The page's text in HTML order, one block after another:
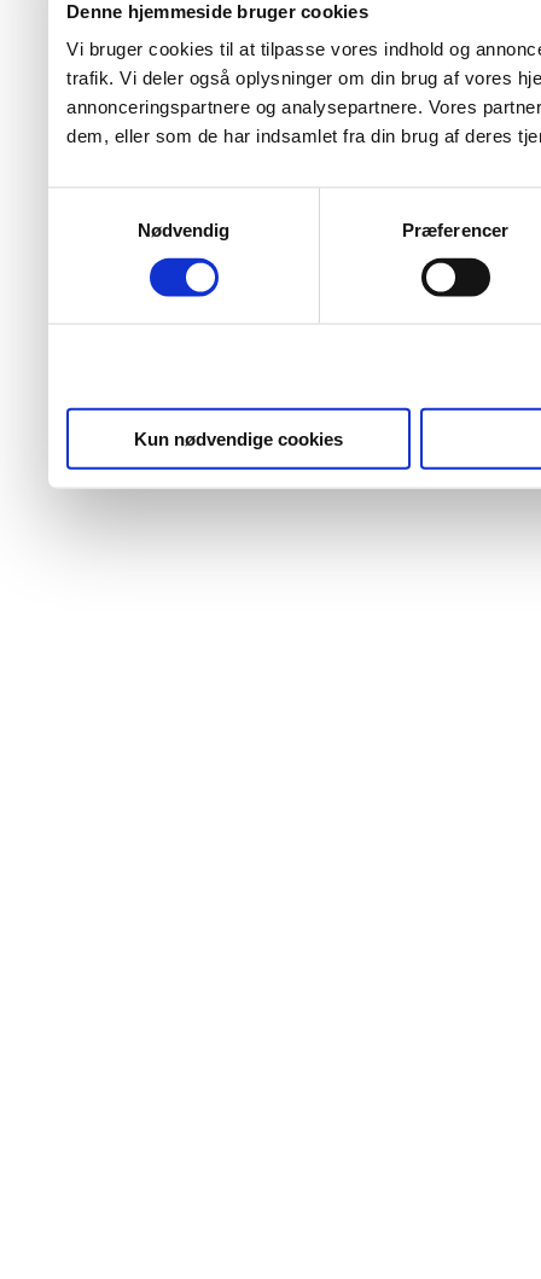
Denne hjemmeside bruger cookies
Vi bruger cookies til at tilpasse vores indhold og
trafik. Vi deler også oplysninger om din brug af vores
annonceringspartnere og analysepartnere. Vores
dem, eller som de har indsamlet fra din brug af deres
Nødvendig
Præferencer
Kun nødvendige cookies